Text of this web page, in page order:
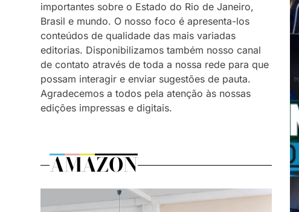
importantes sobre o Estado do Rio de Janeiro,
Brasil e mundo. O nosso foco é apresenta-los
conteúdos de qualidade das mais variadas
editorias. Disponibilizamos também nosso canal
de contato através de toda a nossa rede para que
possam interagir e enviar sugestões de pauta.
Agradecemos a todos pela atenção às nossas
edições impressas e digitais.
AMAZON